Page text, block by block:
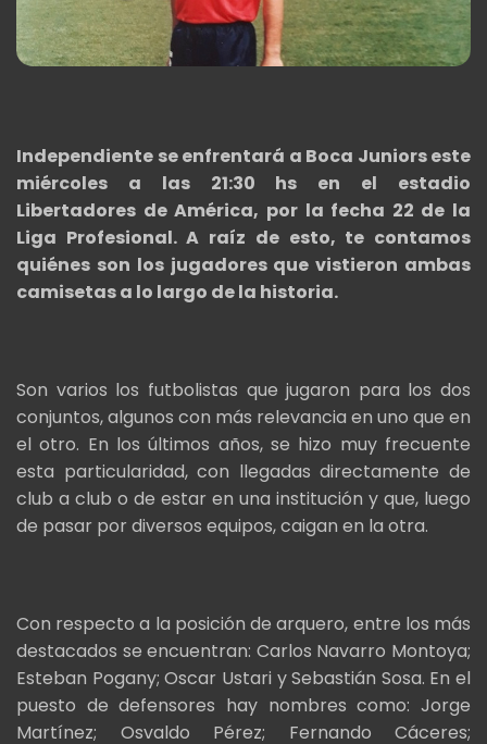
Independiente se enfrentará a Boca Juniors este
miércoles a las 21:30 hs en el estadio
Libertadores de América, por la fecha 22 de la
Liga Profesional. A raíz de esto, te contamos
quiénes son los jugadores que vistieron ambas
camisetas a lo largo de la historia.
Son varios los futbolistas que jugaron para los dos
conjuntos, algunos con más relevancia en uno que en
el otro. En los últimos años, se hizo muy frecuente
esta particularidad, con llegadas directamente de
club a club o de estar en una institución y que, luego
de pasar por diversos equipos, caigan en la otra.
Con respecto a la posición de arquero, entre los más
destacados se encuentran: Carlos Navarro Montoya;
Esteban Pogany; Oscar Ustari y Sebastián Sosa. En el
puesto de defensores hay nombres como: Jorge
Martínez; Osvaldo Pérez; Fernando Cáceres;